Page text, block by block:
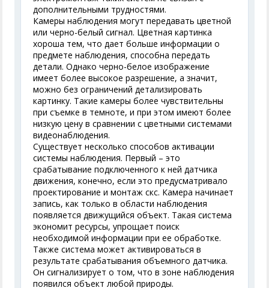
дополнительными трудностями.
Камеры наблюдения могут передавать цветной
или черно-белый сигнал. Цветная картинка
хороша тем, что дает больше информации о
предмете наблюдения, способна передать
детали. Однако черно-белое изображение
имеет более высокое разрешение, а значит,
можно без ограничений детализировать
картинку. Такие камеры более чувствительны
при съемке в темноте, и при этом имеют более
низкую цену в сравнении с цветными системами
видеонаблюдения.
Существует несколько способов активации
системы наблюдения. Первый – это
срабатывание подключенного к ней датчика
движения, конечно, если это предусматривало
проектирование и монтаж скс. Камера начинает
запись, как только в области наблюдения
появляется движущийся объект. Такая система
экономит ресурсы, упрощает поиск
необходимой информации при ее обработке.
Также система может активироваться в
результате срабатывания объемного датчика.
Он сигнализирует о том, что в зоне наблюдения
появился объект любой природы.